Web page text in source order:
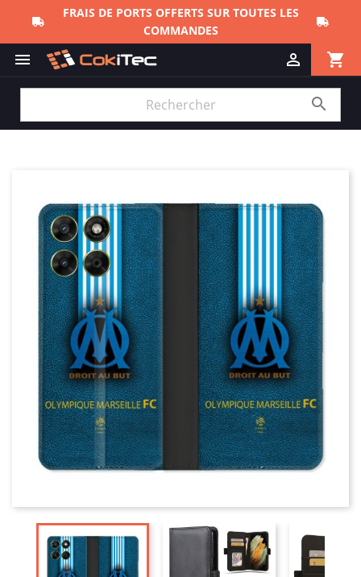
FRAIS DE PORTS OFFERTS SUR TOUTES LES
COMMANDES
 shopping_cart

